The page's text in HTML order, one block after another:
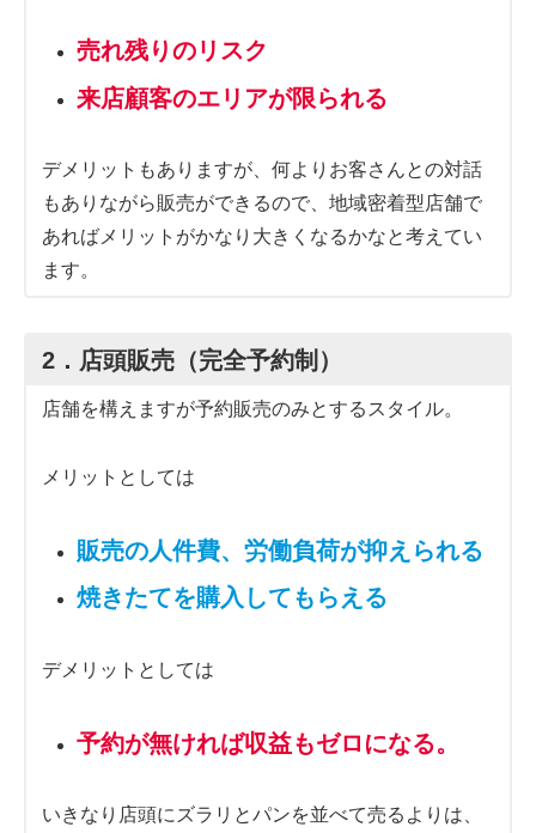
売れ残りのリスク
来店顧客のエリアが限られる
デメリットもありますが、何よりお客さんとの対話
もありながら販売ができるので、地域密着型店舗で
あればメリットがかなり大きくなるかなと考えてい
ます。
2．店頭販売（完全予約制）
店舗を構えますが予約販売のみとするスタイル。
メリットとしては
販売の人件費、 労働負荷が抑えられる
焼きたてを購入してもらえる
デメリットとしては
予約が無ければ収益もゼロになる。
いきなり店頭にズラリとパンを並べて売るよりは、